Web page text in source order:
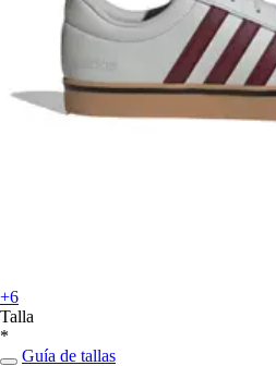
+6
Talla
*
Guía de tallas